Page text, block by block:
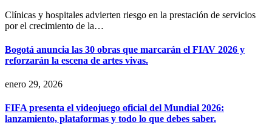
Clínicas y hospitales advierten riesgo en la prestación de servicios
por el crecimiento de la…
Bogotá anuncia las 30 obras que marcarán el FIAV 2026 y
reforzarán la escena de artes vivas.
enero 29, 2026
FIFA presenta el videojuego oficial del Mundial 2026:
lanzamiento, plataformas y todo lo que debes saber.